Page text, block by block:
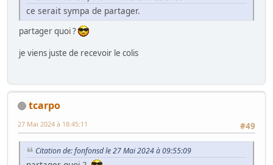
ce serait sympa de partager.
partager quoi ?
je viens juste de recevoir le colis
tcarpo
#49
27 Mai 2024 à 18:45:11
Citation de: fonfonsd le 27 Mai 2024 à 09:55:09